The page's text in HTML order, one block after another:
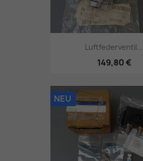
Luftfederventil...
149,80 €
NEU